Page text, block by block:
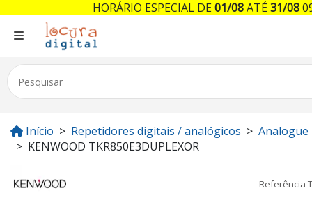
Início Repetidores digitais / analógicos
KENWOOD TKR850E3DUPLEXOR
Referência
HORÁRIO ESPECIAL DE01/08ATÉ31/08